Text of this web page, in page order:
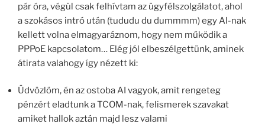
pár óra, végül csak felhívtam az ügyfélszolgálatot, ahol
a szokásos intró után (tududu du dummmm) egy AI-nak
kellett volna elmagyaráznom, hogy nem működik a
PPPoE kapcsolatom… Elég jól elbeszélgettünk, aminek
átirata valahogy így nézett ki:
Üdvözlöm, én az ostoba AI vagyok, amit rengeteg
pénzért eladtunk a TCOM-nak, felismerek szavakat
amiket hallok aztán majd lesz valami